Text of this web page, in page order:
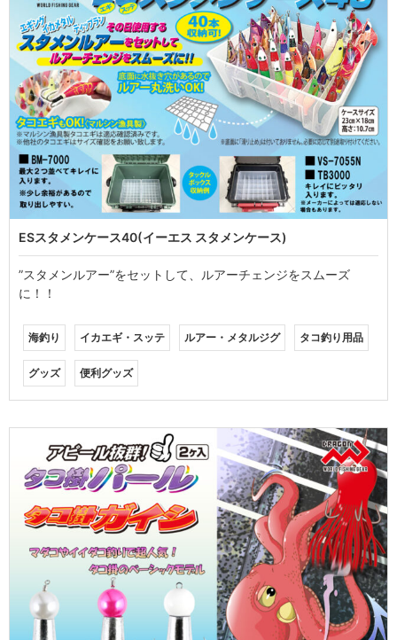
ESスタメンケース40(イーエス スタメンケース)
”スタメンルアー”をセットして、ルアーチェンジをスムーズ
に！！
海釣り イカエギ・スッテ ルアー・メタルジグ タコ釣り用品
グッズ 便利グッズ